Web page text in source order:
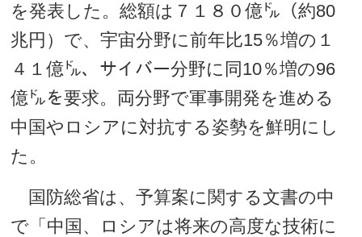
を発表した。総額は７１８０億㌦（約80
兆円）で、宇宙分野に前年比15％増の１
４１億㌦、サイバー分野に同10％増の96
億㌦を要求。両分野で軍事開発を進める
中国やロシアに対抗する姿勢を鮮明にし
た。
国防総省は、予算案に関する文書の中
で「中国、ロシアは将来の高度な技術に